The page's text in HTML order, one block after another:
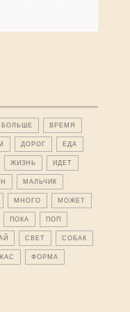
БОЛЬШЕ ВРЕМЯ
ДОРОГ ЕДА
ЖИЗНЬ ИДЕТ
МАЛЬЧИК
МНОГО МОЖЕТ
ПОКА ПОП
СВЕТ СОБАК
ФОРМА